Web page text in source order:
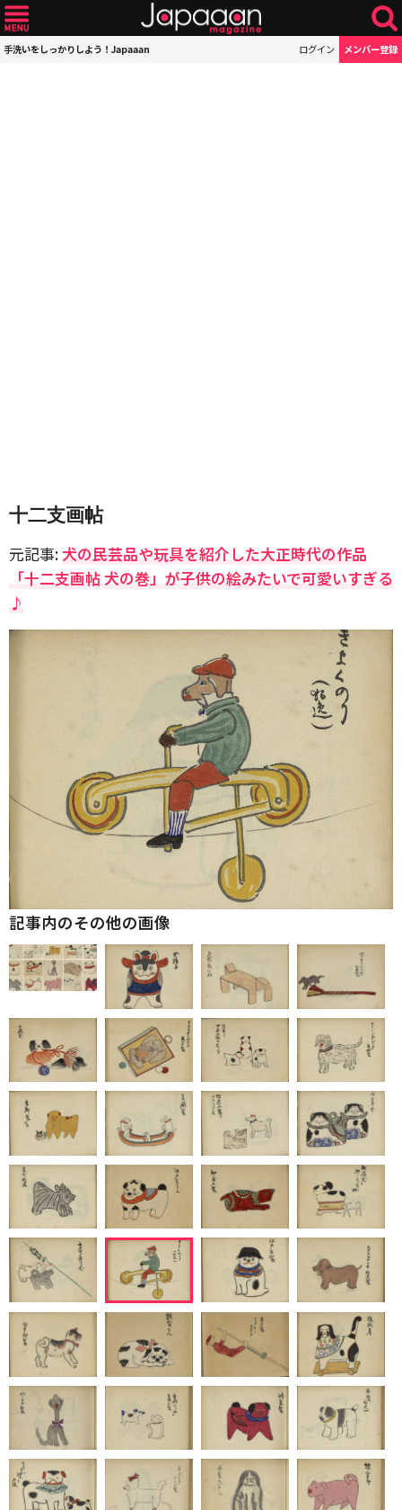
手洗いをしっかりしよう！Japaaan ログイン メンバー登録
十二支画帖
元記事:犬の民芸品や玩具を紹介した大正時代の作品
「十二支画帖 犬の巻」が子供の絵みたいで可愛いすぎる
♪
記事内のその他の画像